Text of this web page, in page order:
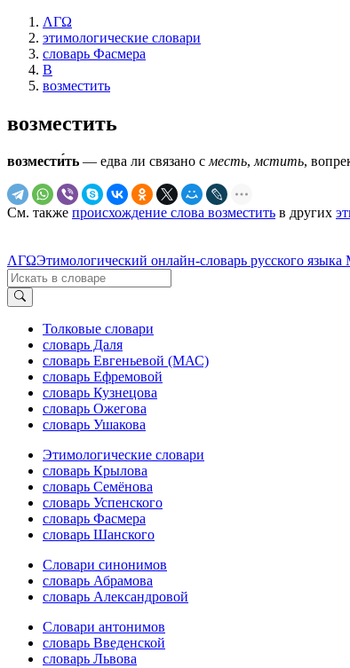
ΛΓΩ
этимологические словари
словарь Фасмера
В
возместить
возместить
возмести́ть — едва ли связано с месть, мстить,
См. также происхождение слова возместить в других
ΛΓΩЭтимологический онлайн-словарь русского
Толковые словари
словарь Даля
словарь Евгеньевой (МАС)
словарь Ефремовой
словарь Кузнецова
словарь Ожегова
словарь Ушакова
Этимологические словари
словарь Крылова
словарь Семёнова
словарь Успенского
словарь Фасмера
словарь Шанского
Словари синонимов
словарь Абрамова
словарь Александровой
Словари антонимов
словарь Введенской
словарь Львова